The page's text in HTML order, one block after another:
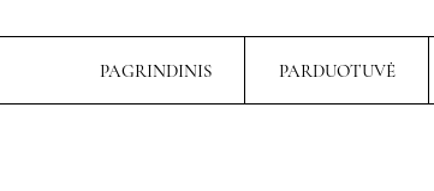
PAGRINDINIS PARDUOTUVĖ